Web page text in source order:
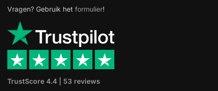
Vragen? Gebruik het formulier!
TrustScore 4.4 | 53 reviews